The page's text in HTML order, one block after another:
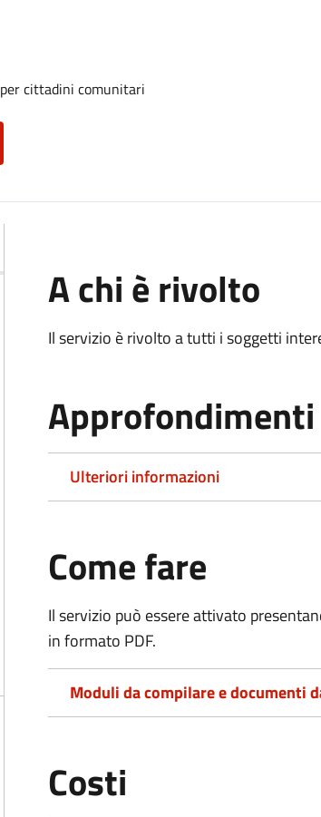
cittadini comunitari
A chi è rivolto
Il servizio è rivolto a tutti i soggetti
Approfondimenti
Ulteriori informazioni
Come fare
Il servizio può essere attivato
in formato PDF.
Moduli da compilare e documenti
Costi